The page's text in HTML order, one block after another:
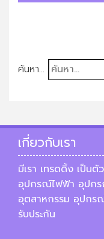
ค้นหา...
เกี่ยวกับเรา
มีเรา เทรดดิ้ง เป็น
อุปกรณ์ไฟฟ้า อุปก
อุตสาหกรรม อุปกร
รับประกัน